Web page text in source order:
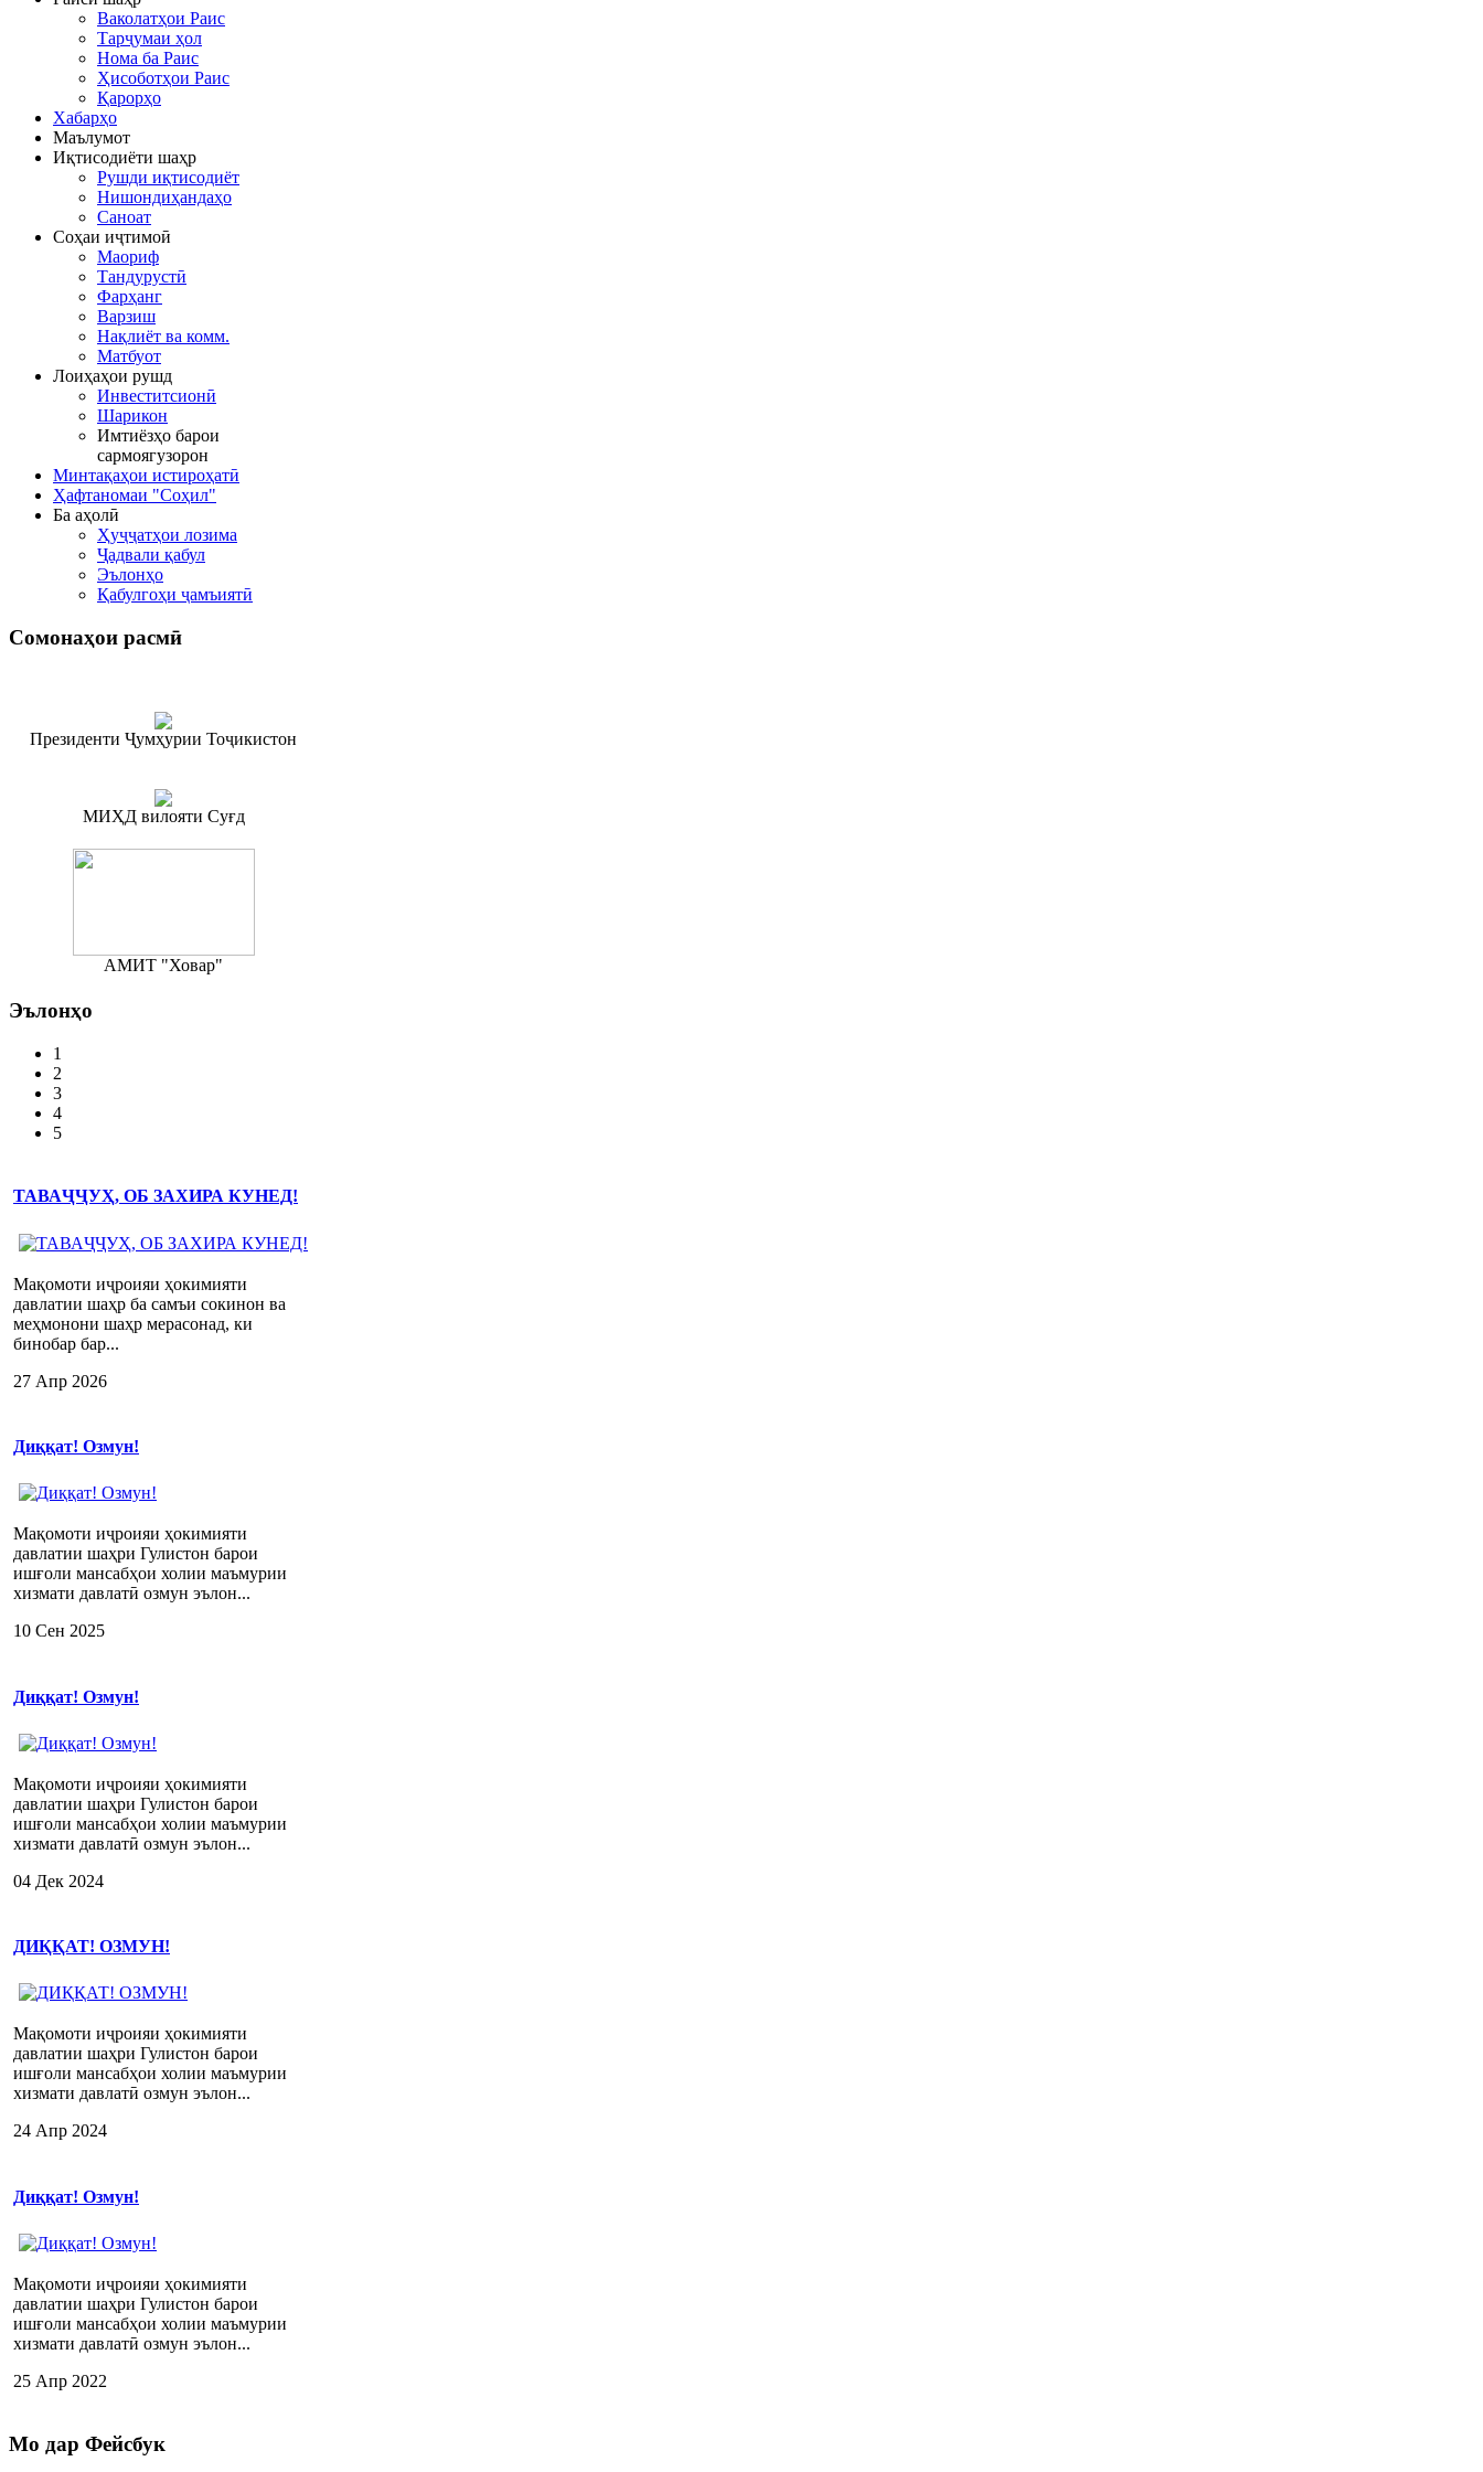
Ваколатҳои Раис
Тарҷумаи ҳол
Нома ба Раис
Ҳисоботҳои Раис
Қарорҳо
Хабарҳо
Маълумот
Иқтисодиёти шаҳр
Рушди иқтисодиёт
Нишондиҳандаҳо
Саноат
Соҳаи иҷтимоӣ
Маориф
Тандурустӣ
Фарҳанг
Варзиш
Нақлиёт ва комм.
Матбуот
Лоиҳаҳои рушд
Инвеститсионӣ
Шарикон
Имтиёзҳо барои
сармоягузорон
Минтақаҳои истироҳатӣ
Ҳафтаномаи "Соҳил"
Ба аҳолӣ
Ҳуҷҷатҳои лозима
Ҷадвали қабул
Эълонҳо
Қабулгоҳи ҷамъиятӣ
Сомонаҳои расмӣ
Президенти Ҷумҳурии Тоҷикистон
МИҲД вилояти Суғд
АМИТ "Ховар"
Эълонҳо
1
2
3
4
5
ТАВАҶҶУҲ, ОБ ЗАХИРА КУНЕД!
Мақомоти иҷроияи ҳокимияти
давлатии шаҳр ба самъи сокинон ва
меҳмонони шаҳр мерасонад, ки
бинобар бар...
27 Апр 2026
Диққат! Озмун!
Мақомоти иҷроияи ҳокимияти
давлатии шаҳри Гулистон барои
ишғоли мансабҳои холии маъмурии
хизмати давлатӣ озмун эълон...
10 Сен 2025
Диққат! Озмун!
Мақомоти иҷроияи ҳокимияти
давлатии шаҳри Гулистон барои
ишғоли мансабҳои холии маъмурии
хизмати давлатӣ озмун эълон...
04 Дек 2024
ДИҚҚАТ! ОЗМУН!
Мақомоти иҷроияи ҳокимияти
давлатии шаҳри Гулистон барои
ишғоли мансабҳои холии маъмурии
хизмати давлатӣ озмун эълон...
24 Апр 2024
Диққат! Озмун!
Мақомоти иҷроияи ҳокимияти
давлатии шаҳри Гулистон барои
ишғоли мансабҳои холии маъмурии
хизмати давлатӣ озмун эълон...
25 Апр 2022
Мо дар Фейсбук